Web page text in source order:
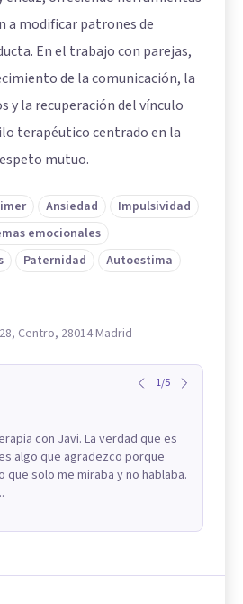
a modificar patrones de
En el trabajo con parejas,
de la comunicación, la
y la recuperación del vínculo
terapéutico centrado en la
mutuo.
Ansiedad
Impulsividad
emocionales
Paternidad
Autoestima
Centro, 28014 Madrid
1/5
con Javi. La verdad que es
algo que agradezco porque
que solo me miraba y no hablaba.